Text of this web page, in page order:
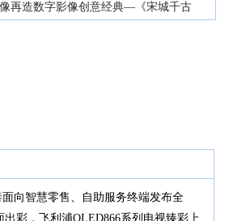
再造数字影像创意经典—《宋城千古
面向智慧零售、自助服务终端发布全
出彩，飞利浦OLED866系列电视臻彩上